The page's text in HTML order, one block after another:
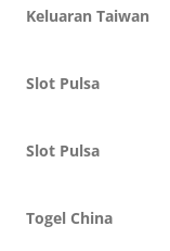
Keluaran Taiwan
Slot Pulsa
Slot Pulsa
Togel China